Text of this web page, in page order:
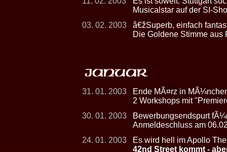
Musicalstar auf der SI-
03. 02. 2003
â€žSuperb, einfach
Die Goldene Stimme aus
31. 01. 2003
Ende MÃ¤rz in
2 Workshops mit
30. 01. 2003
Bewerbungsendspurt
Anmeldeschluss am
24. 01. 2003
Es wird hell im Apollo
42nd Street kommt -